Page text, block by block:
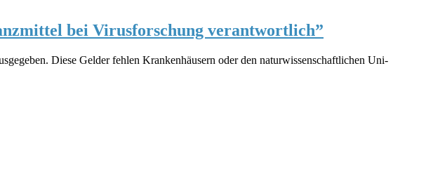
bei Virusforschung verantwortlich”
Diese Gelder fehlen Krankenhäusern oder den naturwissenschaftlichen Uni-